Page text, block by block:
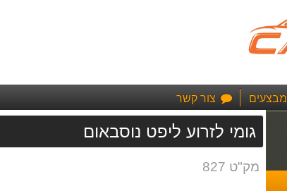
מבצעים צור קשר
גומי לזרוע ליפט נוסבאום
מק"ט 827